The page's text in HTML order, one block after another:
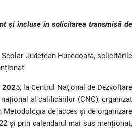
și incluse în solicitarea transmisă de
Județean Hunedoara, solicitările
2025, la Centrul Național de Dezvoltare
al calificărilor (CNC), organizat
Metodologia de acces și de organizare
și prin calendarul mai sus menționat,